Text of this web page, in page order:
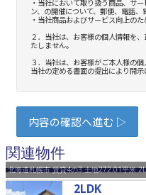
関連物件
北海道札幌市 賃貸4の3 土地272.01平米
2LDK